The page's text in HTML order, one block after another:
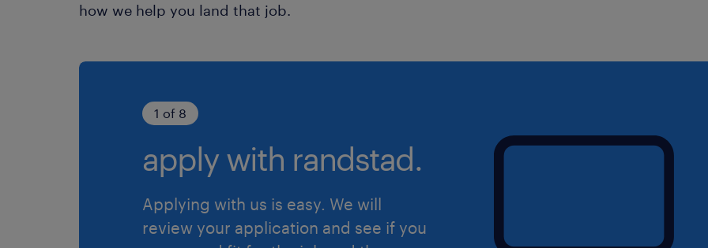
how we help you land that job.
1 of 8
apply with randstad.
Applying with us is easy. We will
review your application and see if you